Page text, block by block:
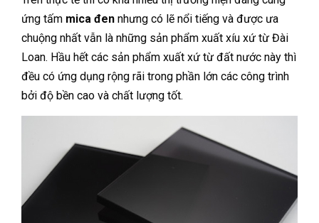
ứng tấm mica đen nhưng có lẽ nổi tiếng và được ưa
chuộng nhất vẫn là những sản phẩm xuất xíu xứ từ Đài
Loan. Hầu hết các sản phẩm xuất xứ từ đất nước này thì
đều có ứng dụng rộng rãi trong phần lớn các công trình
bởi độ bền cao và chất lượng tốt.